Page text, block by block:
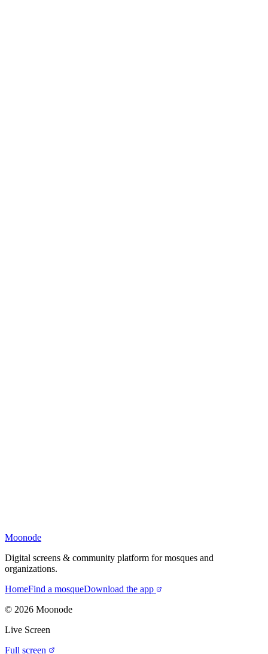
Moonode
Digital screens & community platform for mosques and
organizations.
HomeFind a mosqueDownload the app
© 2026 Moonode
Live Screen
Full screen